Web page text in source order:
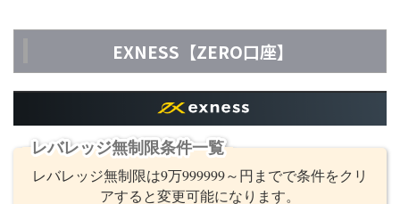
EXNESS【ZERO口座】
レバレッジ無制限条件一覧
レバレッジ無制限は9万999999～円までで条件をクリ
アすると変更可能になります。